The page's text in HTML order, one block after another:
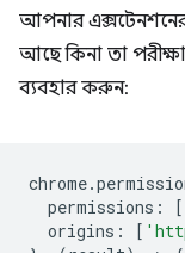
আপনার এক্সটেনশনের
আছে কিনা তা
ব্যবহার করুন:
chrome.
permissions : [
origins : [